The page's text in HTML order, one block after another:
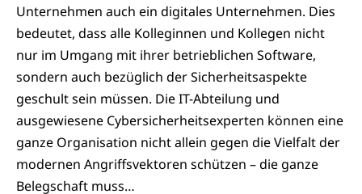
Unternehmen auch ein digitales Unternehmen. Dies
bedeutet, dass alle Kolleginnen und Kollegen nicht
nur im Umgang mit ihrer betrieblichen Software,
sondern auch bezüglich der Sicherheitsaspekte
geschult sein müssen. Die IT-Abteilung und
ausgewiesene Cybersicherheitsexperten können eine
ganze Organisation nicht allein gegen die Vielfalt der
modernen Angriffsvektoren schützen – die ganze
Belegschaft muss…